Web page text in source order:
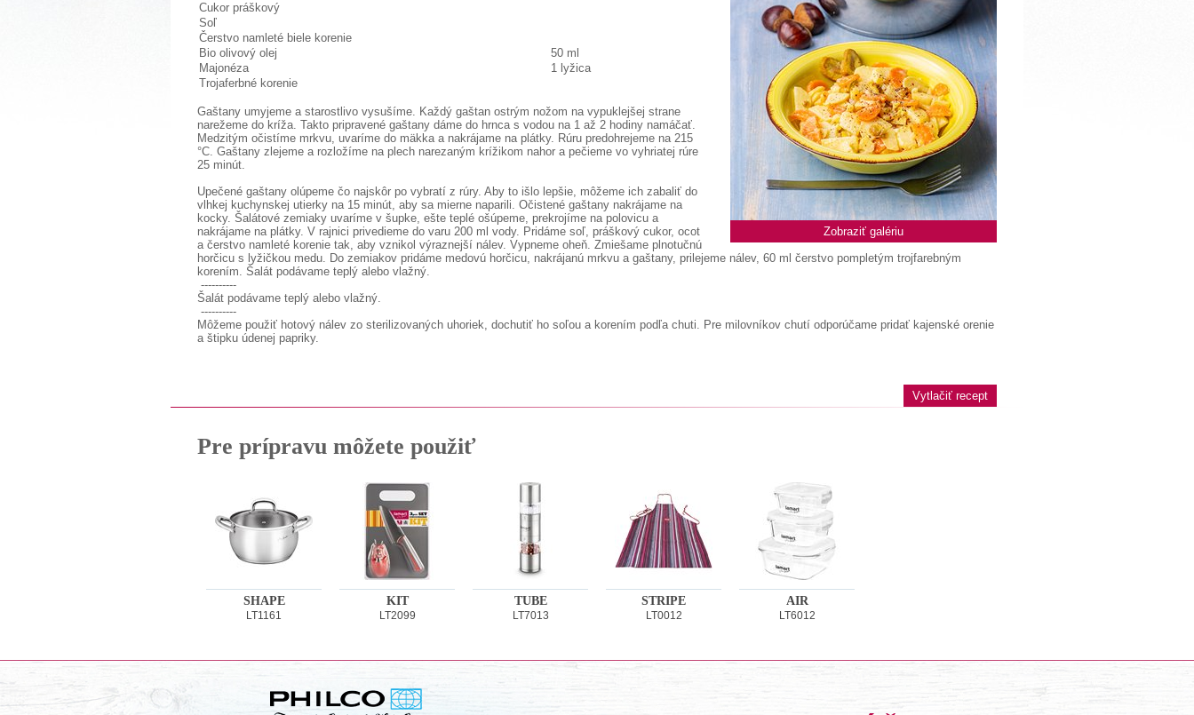
Zobraziť galériu
Cukor práškový
Soľ
Čerstvo namleté biele korenie
Bio olivový olej
50 ml
Majonéza
1 lyžica
Trojaferbné korenie
Gaštany umyjeme a starostlivo vysušíme. Každý gaštan ostrým nožom na vypuklejšej strane
narežeme do kríža. Takto pripravené gaštany dáme do hrnca s vodou na 1 až 2 hodiny namáčať.
Medzitým očistíme mrkvu, uvaríme do mäkka a nakrájame na plátky. Rúru predohrejeme na 215
°C. Gaštany zlejeme a rozložíme na plech narezaným krížikom nahor a pečieme vo vyhriatej rúre
25 minút.
Upečené gaštany olúpeme čo najskôr po vybratí z rúry. Aby to išlo lepšie, môžeme ich zabaliť do
vlhkej kuchynskej utierky na 15 minút, aby sa mierne naparili. Očistené gaštany nakrájame na
kocky. Šalátové zemiaky uvaríme v šupke, ešte teplé ošúpeme, prekrojíme na polovicu a
nakrájame na plátky. V rajnici privedieme do varu 200 ml vody. Pridáme soľ, práškový cukor, ocot
a čerstvo namleté korenie tak, aby vznikol výraznejší nálev. Vypneme oheň. Zmiešame plnotučnú
horčicu s lyžičkou medu. Do zemiakov pridáme medovú horčicu, nakrájanú mrkvu a gaštany, prilejeme nálev, 60 ml čerstvo pompletým trojfarebným
korením. Šalát podávame teplý alebo vlažný.
----------
Šalát podávame teplý alebo vlažný.
----------
Môžeme použiť hotový nálev zo sterilizovaných uhoriek, dochutiť ho soľou a korením podľa chuti. Pre milovníkov chutí odporúčame pridať kajenské orenie
a štipku údenej papriky.
Vytlačiť recept
Pre prípravu môžete použiť
SHAPE
LT1161
KIT
LT2099
TUBE
LT7013
STRIPE
LT0012
AIR
LT6012